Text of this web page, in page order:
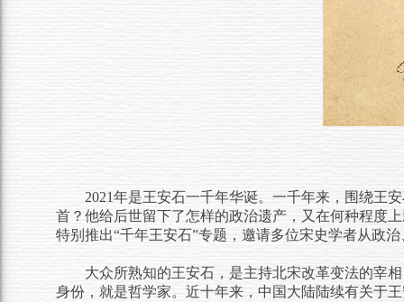
2021年是王安石一千年华诞。一千年来，围绕王
首？他给后世留下了怎样的政治遗产，又在何种程度
特别推出“千年王安石”专题，邀请多位宋史学者从政
大众所熟知的王安石，是主持北宋改革变法的宰
身份，就是哲学家。近十年来，中国大陆陆续有关于